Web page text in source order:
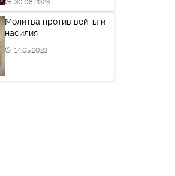
30.08.2023
Молитва против войны и
насилия
14.05.2023